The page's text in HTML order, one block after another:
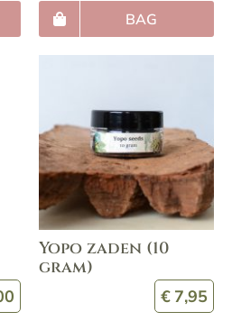
BAG
Yopo zaden (10
gram)
€ 7,95